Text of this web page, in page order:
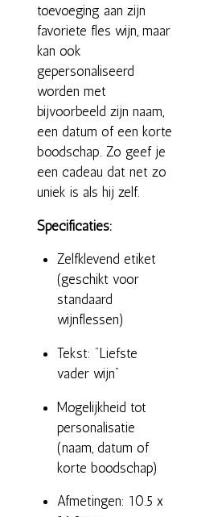
toevoeging aan zijn
favoriete fles wijn, maar
kan ook
gepersonaliseerd
worden met
bijvoorbeeld zijn naam,
een datum of een korte
boodschap. Zo geef je
een cadeau dat net zo
uniek is als hij zelf.
Specificaties:
Zelfklevend etiket
(geschikt voor
standaard
wijnflessen)
Tekst: "Liefste
vader wijn"
Mogelijkheid tot
personalisatie
(naam, datum of
korte boodschap)
Afmetingen: 10.5 x